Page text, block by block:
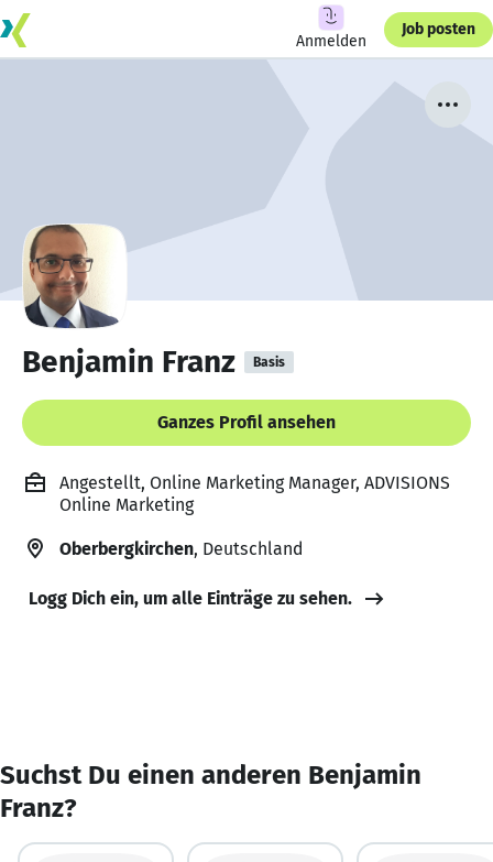
Anmelden
Job posten
Benjamin Franz Basis
Ganzes Profil ansehen
Angestellt, Online Marketing Manager, ADVISIONS
Online Marketing
Oberbergkirchen, Deutschland
Logg Dich ein, um alle Einträge zu sehen.
Suchst Du einen anderen Benjamin
Franz?